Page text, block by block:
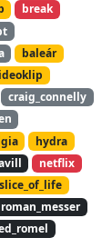
break
baleár
craig_connelly
hydra
netflix
slice_of_life
roman_messer